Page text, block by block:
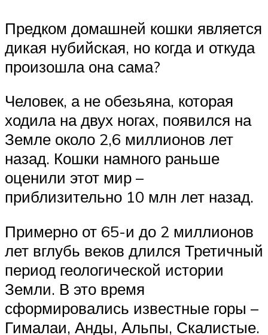
Предком домашней кошки является
дикая нубийская, но когда и откуда
произошла она сама?
Человек, а не обезьяна, которая
ходила на двух ногах, появился на
Земле около 2,6 миллионов лет
назад. Кошки намного раньше
оценили этот мир –
приблизительно 10 млн лет назад.
Примерно от 65-и до 2 миллионов
лет вглубь веков длился Третичный
период геологической истории
Земли. В это время
сформировались известные горы –
Гималаи, Анды, Альпы, Скалистые.